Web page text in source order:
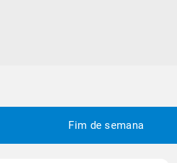
Fim de semana